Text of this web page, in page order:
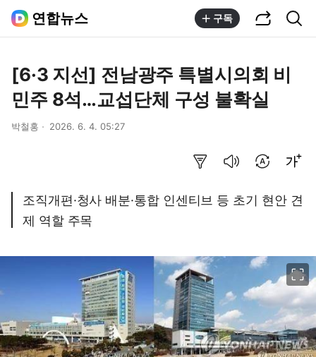
연합뉴스 구독
[6·3 지선] 전남광주 특별시의회 비
민주 8석…교섭단체 구성 불확실
박철홍 2026. 6. 4. 05:27
조직개편·청사 배분·통합 인센티브 등 초기 현안 견
제 역할 주목